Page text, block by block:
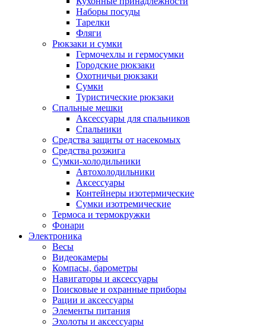
Наборы посуды
Тарелки
Фляги
Рюкзаки и сумки
Гермочехлы и гермосумки
Городские рюкзаки
Охотничьи рюкзаки
Сумки
Туристические рюкзаки
Спальные мешки
Аксессуары для спальников
Спальники
Средства защиты от насекомых
Средства розжига
Сумки-холодильники
Автохолодильники
Аксессуары
Контейнеры изотермические
Сумки изотремические
Термоса и термокружки
Фонари
Электроника
Весы
Видеокамеры
Компасы, барометры
Навигаторы и аксессуары
Поисковые и охранные приборы
Рации и аксессуары
Элементы питания
Эхолоты и аксессуары